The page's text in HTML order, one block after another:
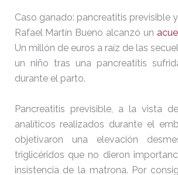
Caso ganado: pancreatitis previsible
Rafael Martín Bueno alcanzó un
Un millón de euros a raíz de las
un niño tras una pancreatitis
durante el parto.
Pancreatitis previsible, a la vista
analíticos realizados durante el
objetivaron una elevación
triglicéridos que no dieron
insistencia de la matrona. Por